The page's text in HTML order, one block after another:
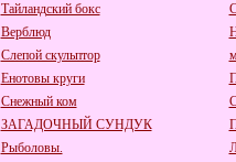
Тайландский бокс
Верблюд
Слепой скульптор
Енотовы круги
Снежный ком
ЗАГАДОЧНЫЙ СУНДУК
Рыболовы.